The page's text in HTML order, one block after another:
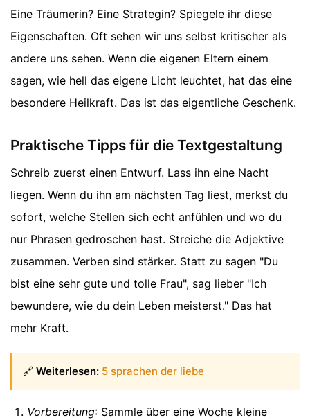
Eine Träumerin? Eine Strategin? Spiegele ihr diese
Eigenschaften. Oft sehen wir uns selbst kritischer als
andere uns sehen. Wenn die eigenen Eltern einem
sagen, wie hell das eigene Licht leuchtet, hat das eine
besondere Heilkraft. Das ist das eigentliche Geschenk.
Praktische Tipps für die Textgestaltung
Schreib zuerst einen Entwurf. Lass ihn eine Nacht
liegen. Wenn du ihn am nächsten Tag liest, merkst du
sofort, welche Stellen sich echt anfühlen und wo du
nur Phrasen gedroschen hast. Streiche die Adjektive
zusammen. Verben sind stärker. Statt zu sagen "Du
bist eine sehr gute und tolle Frau", sag lieber "Ich
bewundere, wie du dein Leben meisterst." Das hat
mehr Kraft.
🔗 Weiterlesen: 5 sprachen der liebe
Vorbereitung: Sammle über eine Woche kleine